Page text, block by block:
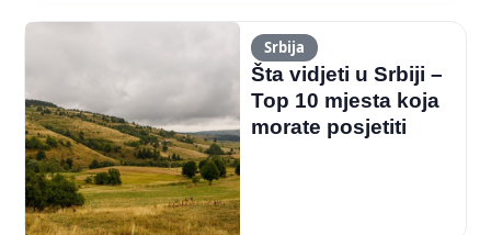
Srbija
Šta vidjeti u Srbiji –
Top 10 mjesta koja
morate posjetiti